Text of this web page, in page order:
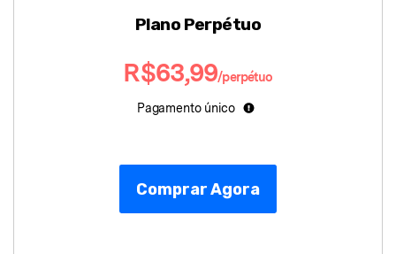
Plano Perpétuo
R$63,99/perpétuo
Pagamento único
Comprar Agora